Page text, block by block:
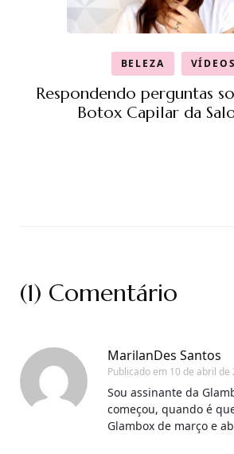
BELEZA VÍDEOS
Respondendo perguntas
Botox Capilar da
(1) Comentário
MarilanDes Santos
Publicado em 10 de abril de
Sou assinante da
começou, quando é
Glambox de março e